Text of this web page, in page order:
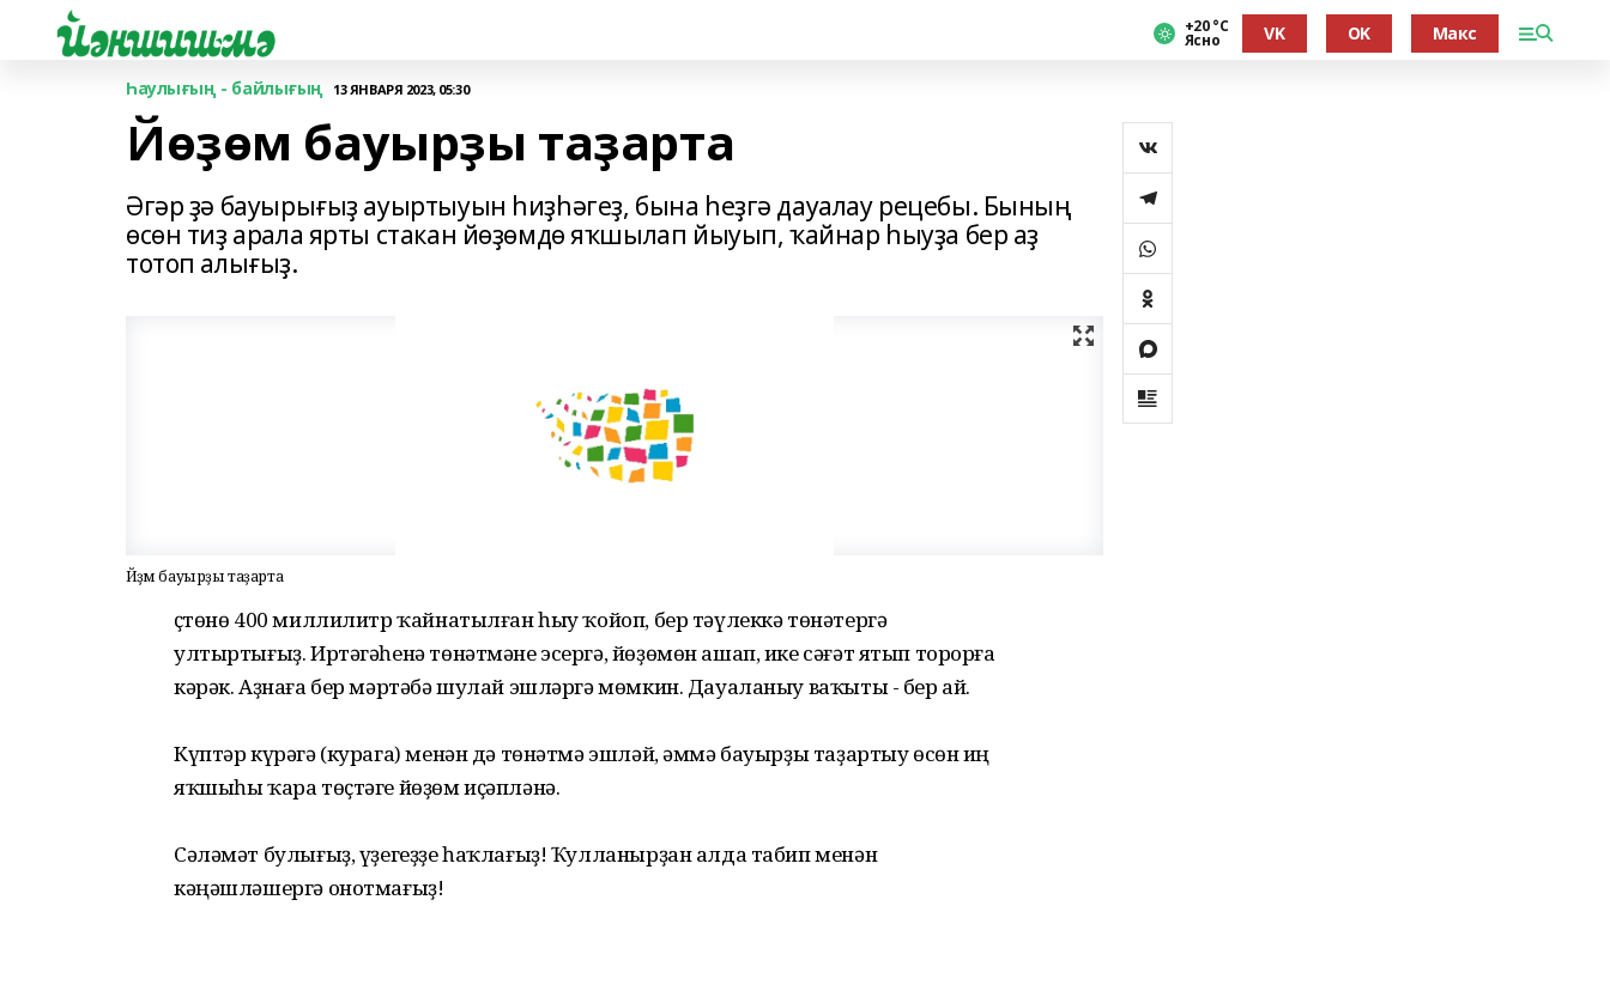
+20 °С
Ясно VK OK Макс
Һаулығың - байлығың 13 ЯНВАРЯ 2023, 05:30
Йөҙөм бауырҙы таҙарта
Әгәр ҙә бауырығыҙ ауыртыуын һиҙһәгеҙ, бына һеҙгә дауалау рецебы. Бының
өсөн тиҙ арала ярты стакан йөҙөмдө яҡшылап йыуып, ҡайнар һыуҙа бер аҙ
тотоп алығыҙ.
Йөҙөм бауырҙы таҙарта
Өҫтөнө 400 миллилитр ҡайнатылған һыу ҡойоп, бер тәүлеккә төнәтергә
ултыртығыҙ. Иртәгәһенә төнәтмәне эсергә, йөҙөмөн ашап, ике сәғәт ятып торорға
кәрәк. Аҙнаға бер мәртәбә шулай эшләргә мөмкин. Дауаланыу ваҡыты - бер ай.
Күптәр күрәгә (курага) менән дә төнәтмә эшләй, әммә бауырҙы таҙартыу өсөн иң
яҡшыһы ҡара төҫтәге йөҙөм иҫәпләнә.
Сәләмәт булығыҙ, үҙегеҙҙе һаҡлағыҙ! Ҡулланырҙан алда табип менән
кәңәшләшергә онотмағыҙ!